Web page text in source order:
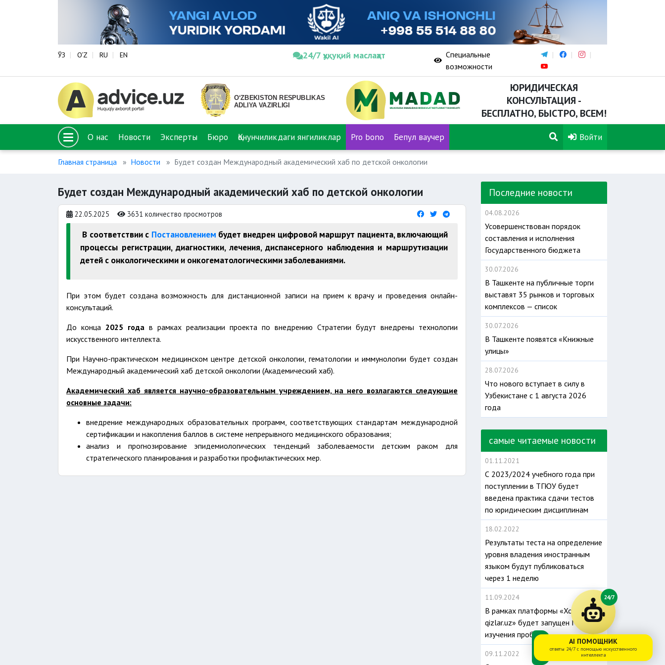
ЎЗ O‘Z RU EN 24/7 ҳуқуқий маслаҳат
Специальные
возможности
ЮРИДИЧЕСКАЯ
КОНСУЛЬТАЦИЯ -
БЕСПЛАТНО, БЫСТРО, ВСЕМ!
О нас Новости Эксперты Бюро Қонунчиликдаги янгиликлар Pro bono Бепул ваучер Войти
Главная страница Новости Будет создан Международный академический хаб по детской онкологии
Будет создан Международный академический хаб по детской онкологии
22.05.2025 3631 количество просмотров
В соответствии с Постановлением будет внедрен цифровой маршрут пациента, включающий
процессы регистрации, диагностики, лечения, диспансерного наблюдения и маршрутизации
детей с онкологическими и онкогематологическими заболеваниями.
При этом будет создана возможность для дистанционной записи на прием к врачу и проведения онлайн-
консультаций.
До конца 2025 года в рамках реализации проекта по внедрению Стратегии будут внедрены технологии
искусственного интеллекта.
При Научно-практическом медицинском центре детской онкологии, гематологии и иммунологии будет создан
Международный академический хаб детской онкологии (Академический хаб).
Академический хаб является научно-образовательным учреждением, на него возлагаются следующие
основные задачи:
внедрение международных образовательных программ, соответствующих стандартам международной
сертификации и накопления баллов в системе непрерывного медицинского образования;
анализ и прогнозирование эпидемиологических тенденций заболеваемости детским раком для
стратегического планирования и разработки профилактических мер.
Последние новости
04.08.2026
Усовершенствован порядок
составления и исполнения
Государственного бюджета
30.07.2026
В Ташкенте на публичные торги
выставят 35 рынков и торговых
комплексов — список
30.07.2026
В Ташкенте появятся «Книжные
улицы»
28.07.2026
Что нового вступает в силу в
Узбекистане с 1 августа 2026
года
самые читаемые новости
01.11.2021
С 2023/2024 учебного года при
поступлении в ТГЮУ будет
введена практика сдачи тестов
по юридическим дисциплинам
18.02.2022
Результаты теста на определение
уровня владения иностранным
языком будут публиковаться
через 1 неделю
11.09.2024
В рамках платформы «Xotin-
qizlar.uz» будет запущен Модуль
изучения проблем
09.11.2022
24/7
AI ПОМОЩНИК
ответы 24/7 с помощью искусственного
интеллекта